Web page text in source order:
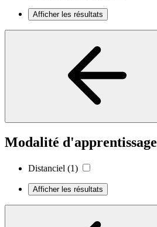
Afficher les résultats
Modalité d'apprentissage
Distanciel (1)
Afficher les résultats